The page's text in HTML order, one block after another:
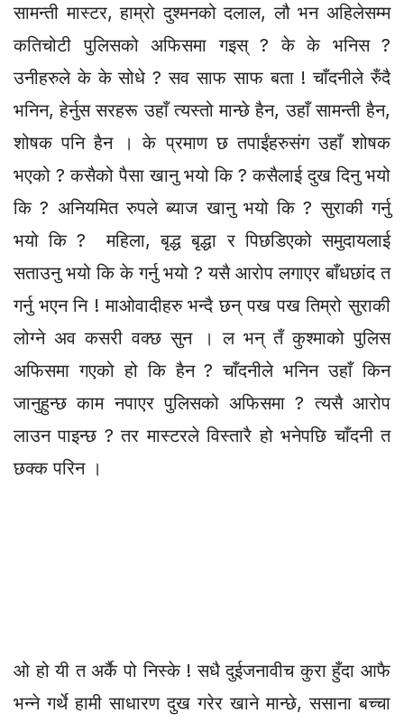
सामन्ती मास्टर, हाम्रो दुश्मनको दलाल, लौ भन अहिलेसम्म
कतिचोटी पुलिसको अफिसमा गइस् ? के के भनिस ?
उनीहरुले के के सोधे ? सव साफ साफ बता ! चाँदनीले रुँदै
भनिन, हेर्नुस सरहरू उहाँ त्यस्तो मान्छे हैन, उहाँ सामन्ती हैन,
शोषक पनि हैन । के प्रमाण छ तपाईंहरुसंग उहाँ शोषक
भएको ? कसैको पैसा खानु भयो कि ? कसैलाई दुख दिनु भयो
कि ? अनियमित रुपले ब्याज खानु भयो कि ? सुराकी गर्नु
भयो कि ? महिला, बृद्ध बृद्धा र पिछडिएको समुदायलाई
सताउनु भयो कि के गर्नु भयो ? यसै आरोप लगाएर बाँधछांद त
गर्नु भएन नि ! माओवादीहरु भन्दै छन् पख पख तिम्रो सुराकी
लोग्ने अव कसरी वक्छ सुन । ल भन् तँ कुश्माको पुलिस
अफिसमा गएको हो कि हैन ? चाँदनीले भनिन उहाँ किन
जानुहुन्छ काम नपाएर पुलिसको अफिसमा ? त्यसै आरोप
लाउन पाइन्छ ? तर मास्टरले विस्तारै हो भनेपछि चाँदनी त
छक्क परिन ।
ओ हो यी त अर्कै पो निस्के ! सधै दुईजनावीच कुरा हुँदा आफै
भन्ने गर्थे हामी साधारण दुख गरेर खाने मान्छे, ससाना बच्चा